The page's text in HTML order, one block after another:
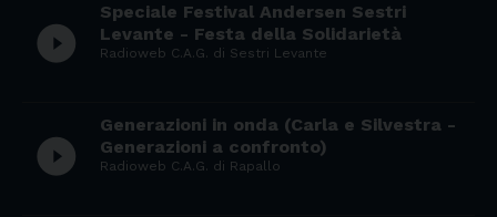
play_circle_filled
Speciale Festival Andersen Sestri
Levante - Festa della Solidarietà
Radioweb C.A.G. di Sestri Levante
play_circle_filled
Generazioni in onda (Carla e Silvestra -
Generazioni a confronto)
Radioweb C.A.G. di Rapallo